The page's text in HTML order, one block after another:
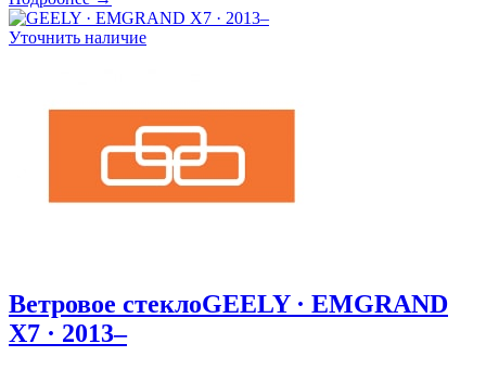
Уточнить наличие
Ветровое стеклоGEELY · EMGRAND
X7 · 2013–